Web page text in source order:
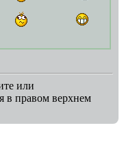
или
в правом верхнем